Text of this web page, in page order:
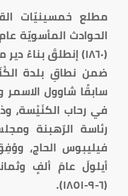
مطلع خمسينيّات
الحوادث المأسويّة
(١٨٦٠) إنطلقَ
ضمن نطاقِ بلدة
سابقًا شاوول الاسمر
في رحاب الكنَيْسة،
رئاسة الرّهبنة
فيليبوس الحاج،
أيلولَ عامَ ألفٍ
(٦-٩-١٨٥١).